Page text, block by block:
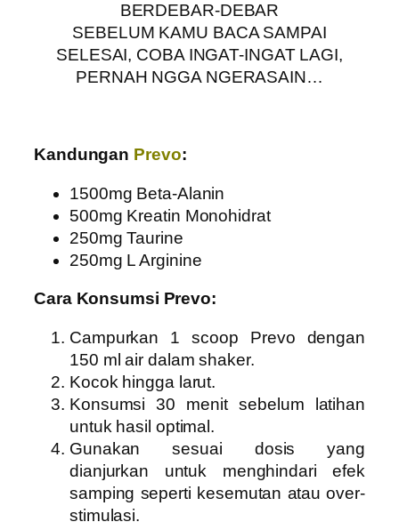
BERDEBAR-DEBAR
SEBELUM KAMU BACA SAMPAI
SELESAI, COBA INGAT-INGAT LAGI,
PERNAH NGGA NGERASAIN…
Kandungan Prevo:
1500mg Beta-Alanin
500mg Kreatin Monohidrat
250mg Taurine
250mg L Arginine
Cara Konsumsi Prevo:
Campurkan 1 scoop Prevo dengan
150 ml air dalam shaker.
Kocok hingga larut.
Konsumsi 30 menit sebelum latihan
untuk hasil optimal.
Gunakan sesuai dosis yang
dianjurkan untuk menghindari efek
samping seperti kesemutan atau over-
stimulasi.